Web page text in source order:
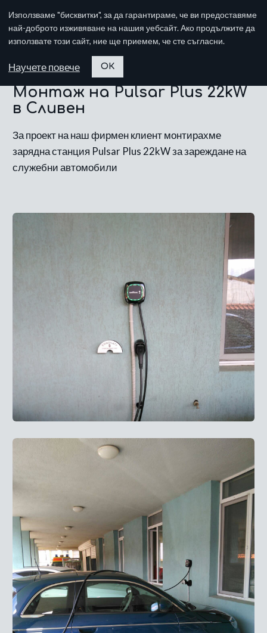
Използваме "бисквитки", за да гарантираме, че ви предоставяме
най-доброто изживяване на нашия уебсайт. Ако продължите да
използвате този сайт, ние ще приемем, че сте съгласни.
Научете повече ОК
Монтаж на Pulsar Plus 22kW
в Сливен
За проект на наш фирмен клиент монтирахме
зарядна станция Pulsar Plus 22kW за зареждане на
служебни автомобили
Преди